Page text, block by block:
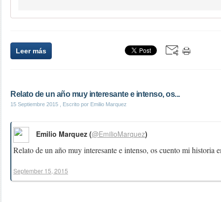
Leer más
Relato de un año muy interesante e intenso, os...
15 Septiembre 2015 , Escrito por Emilio Marquez
Relato de un año muy interesante e intenso, os cuento mi historia
Emilio Marquez (@EmilioMarquez)
September 15, 2015